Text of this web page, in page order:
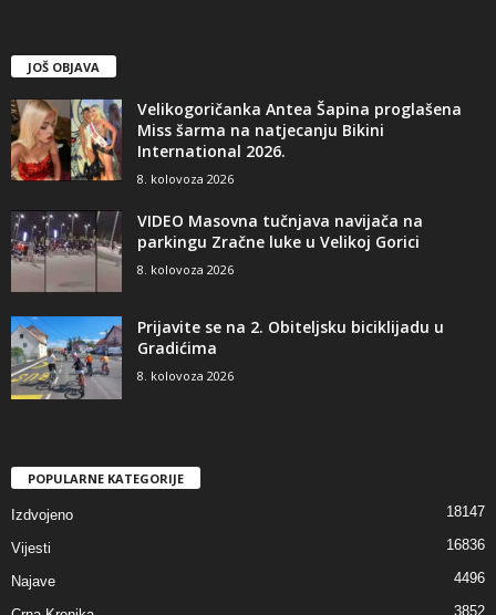
JOŠ OBJAVA
Velikogoričanka Antea Šapina proglašena
Miss šarma na natjecanju Bikini
International 2026.
8. kolovoza 2026
VIDEO Masovna tučnjava navijača na
parkingu Zračne luke u Velikoj Gorici
8. kolovoza 2026
Prijavite se na 2. Obiteljsku biciklijadu u
Gradićima
8. kolovoza 2026
POPULARNE KATEGORIJE
Izdvojeno 18147
Vijesti 16836
Najave 4496
3852